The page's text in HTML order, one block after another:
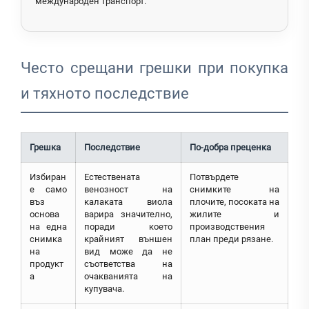
Често срещани грешки при покупка
и тяхното последствие
Грешка Последствие По-добра преценка
Избиран
е само
въз
основа
на една
снимка
на
продукт
а
Естествената
венозност на
калаката виола
варира значително,
поради което
крайният външен
вид може да не
съответства на
очакванията на
купувача.
Потвърдете
снимките на
плочите, посоката на
жилите и
производствения
план преди рязане.